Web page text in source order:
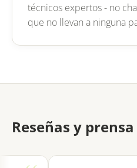
técnicos expertos - no
que no llevan a ninguna
Reseñas y prensa